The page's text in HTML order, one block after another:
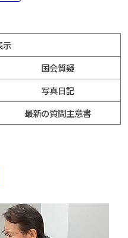
示
国会質疑
写真日記
最新の質問主意書